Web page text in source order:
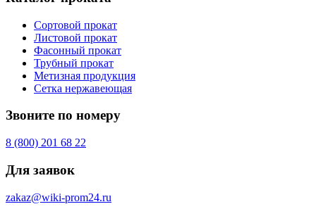
Сортовой прокат
Листовой прокат
Фасонный прокат
Трубный прокат
Метизная продукция
Сетка нержавеющая
Звоните по номеру
8 (800) 201 68 22
Для заявок
zakaz@wiki-prom24.ru